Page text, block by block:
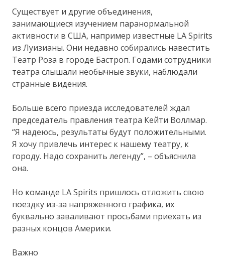
Существует и другие объединения,
занимающиеся изучением паранормальной
активности в США, например известные LA Spirits
из Луизианы. Они недавно собирались навестить
Театр Роза в городе Бастроп. Годами сотрудники
театра слышали необычные звуки, наблюдали
странные видения.
Больше всего приезда исследователей ждал
председатель правления театра Кейти Воллмар.
“Я надеюсь, результаты будут положительными.
Я хочу привлечь интерес к нашему театру, к
городу. Надо сохранить легенду”, – объяснила
она.
Но команде LA Spirits пришлось отложить свою
поездку из-за напряженного графика, их
буквально заваливают просьбами приехать из
разных концов Америки.
Важно